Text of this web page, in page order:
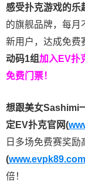
感受扑克游戏的乐
的旗舰品牌，每月
新用户，达成免
动码1组加入EV扑
免费门票！
想跟美女Sashimi
定EV扑克官网(
日多场免费赛奖
(www.evpk89.com
倍！